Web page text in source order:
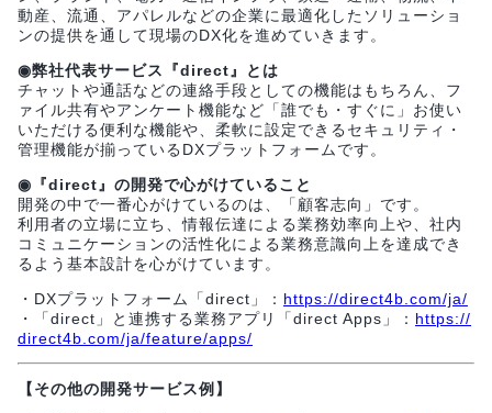
動産、流通、アパレルなどの企業に最適化したソリューショ
ンの提供を通して現場のDX化を進めていきます。
◉弊社代表サービス『direct』とは
チャットや通話などの連絡手段としての機能はもちろん、フ
ァイル共有やアンケート機能など「誰でも・すぐに」お使い
いただける便利な機能や、柔軟に設定できるセキュリティ・
管理機能が揃っているDXプラットフォームです。
◉『direct』の開発で心がけていること
開発の中で一番心がけているのは、「顧客志向」です。
利用者の立場に立ち、情報伝達による業務効率向上や、社内
コミュニケーションの活性化による業務意識向上を達成でき
るよう基本設計を心がけています。
・DXプラットフォーム「direct」： https://direct4b.com/ja/
・「direct」と連携する業務アプリ「direct Apps」： https://
direct4b.com/ja/feature/apps/
【その他の開発サービス例】